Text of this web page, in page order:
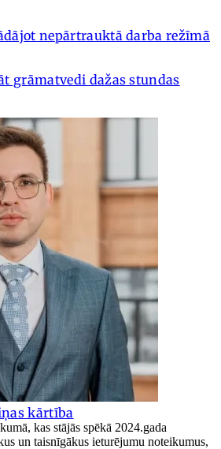
nepārtrauktā darba režīmā
grāmatvedi dažas stundas
kārtība
kas stājās spēkā 2024.gada
un taisnīgākus ieturējumu noteikumus,